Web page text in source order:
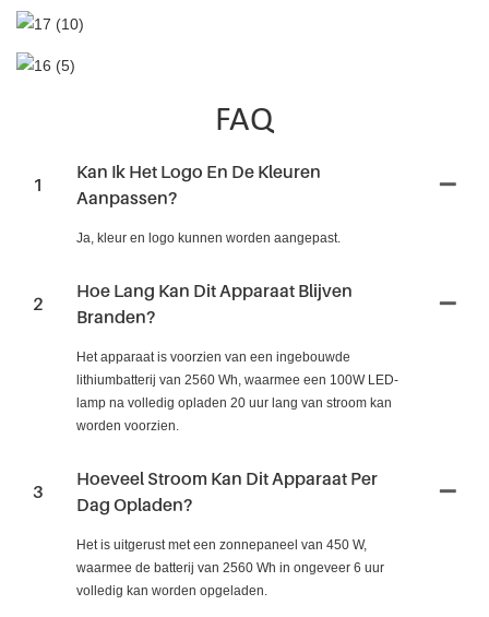
FAQ
1
Kan Ik Het Logo En De Kleuren
Aanpassen?
Ja, kleur en logo kunnen worden aangepast.
2
Hoe Lang Kan Dit Apparaat Blijven
Branden?
Het apparaat is voorzien van een ingebouwde
lithiumbatterij van 2560 Wh, waarmee een 100W LED-
lamp na volledig opladen 20 uur lang van stroom kan
worden voorzien.
3
Hoeveel Stroom Kan Dit Apparaat Per
Dag Opladen?
Het is uitgerust met een zonnepaneel van 450 W,
waarmee de batterij van 2560 Wh in ongeveer 6 uur
volledig kan worden opgeladen.